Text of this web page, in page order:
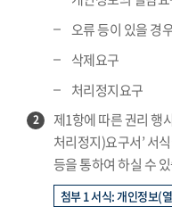
오류 등이 있을 경
삭제요구
처리정지요구
2
제1항에 따른 권리 행
처리정지)요구서’ 서
등을 통하여 하실 수
첨부 1 서식: 개인정보(